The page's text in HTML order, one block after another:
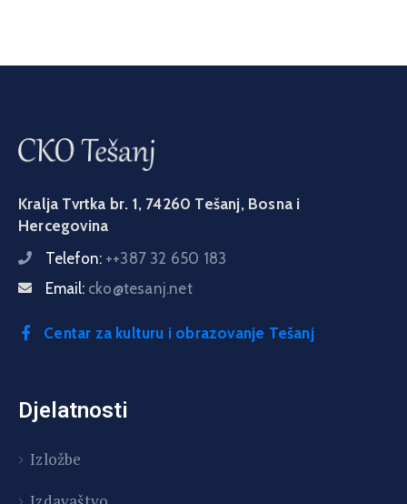
Kralja Tvrtka br. 1, 74260 Tešanj, Bosna i
Hercegovina
Telefon: ++387 32 650 183
Email: cko@tesanj.net
Centar za kulturu i obrazovanje Tešanj
Djelatnosti
Izložbe